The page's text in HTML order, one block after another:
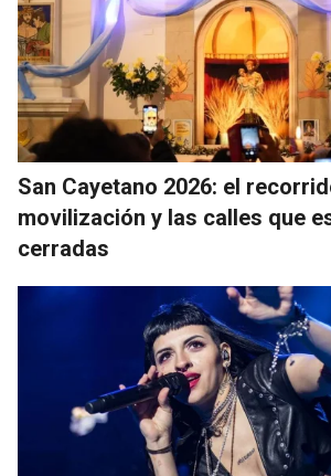
San Cayetano 2026: el
movilización y las calles que
cerradas